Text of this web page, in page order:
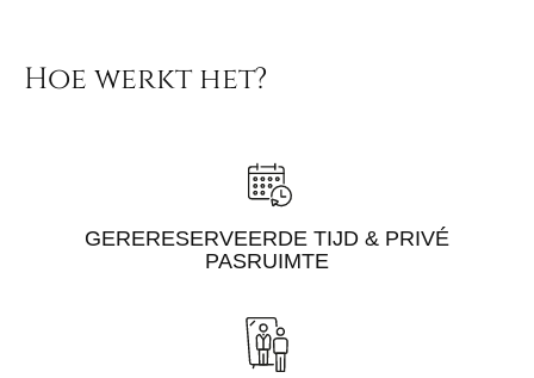
Hoe werkt het?
GERERESERVEERDE TIJD & PRIVÉ
PASRUIMTE